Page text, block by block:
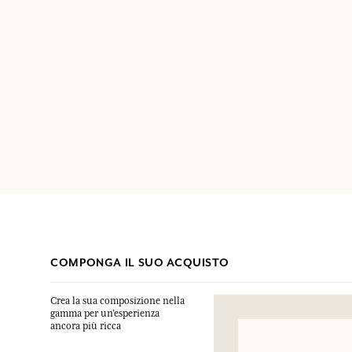
COMPONGA IL SUO ACQUISTO
Crea la sua composizione nella
gamma per un’esperienza
ancora più ricca